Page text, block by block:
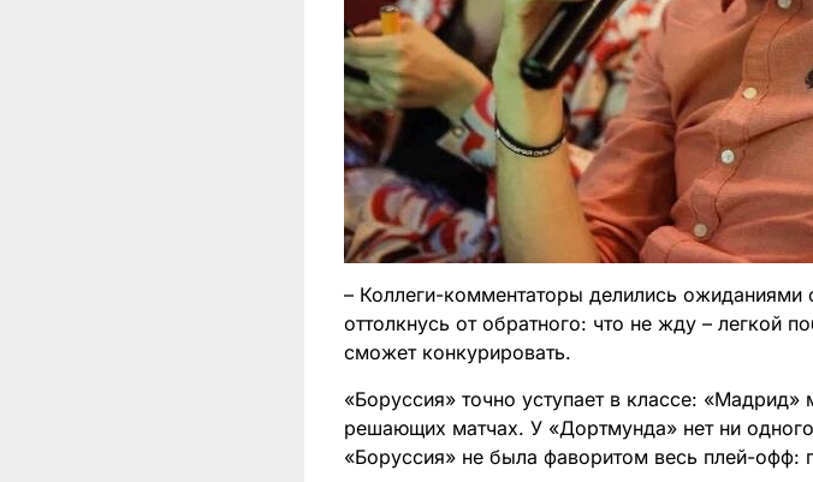
– Коллеги-комментаторы делились
оттолкнусь от обратного: что не жду – легкой
сможет конкурировать.
«Боруссия» точно уступает в классе:
решающих матчах. У «Дортмунда» нет ни
«Боруссия» не была фаворитом весь плей-